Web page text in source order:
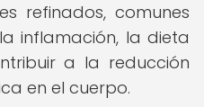
refinados, comunes
inflamación, la dieta
a la reducción
en el cuerpo.